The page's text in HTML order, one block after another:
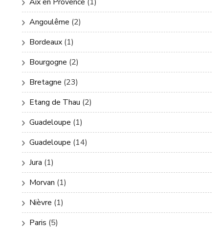
Angoulême (2)
Bordeaux (1)
Bourgogne (2)
Bretagne (23)
Etang de Thau (2)
Guadeloupe (1)
Guadeloupe (14)
Jura (1)
Morvan (1)
Nièvre (1)
Paris (5)